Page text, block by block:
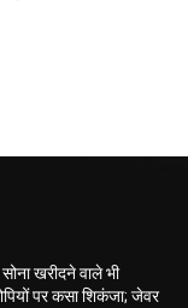
खरीदने वाले भी
पर कसा शिकंजा; जेवर